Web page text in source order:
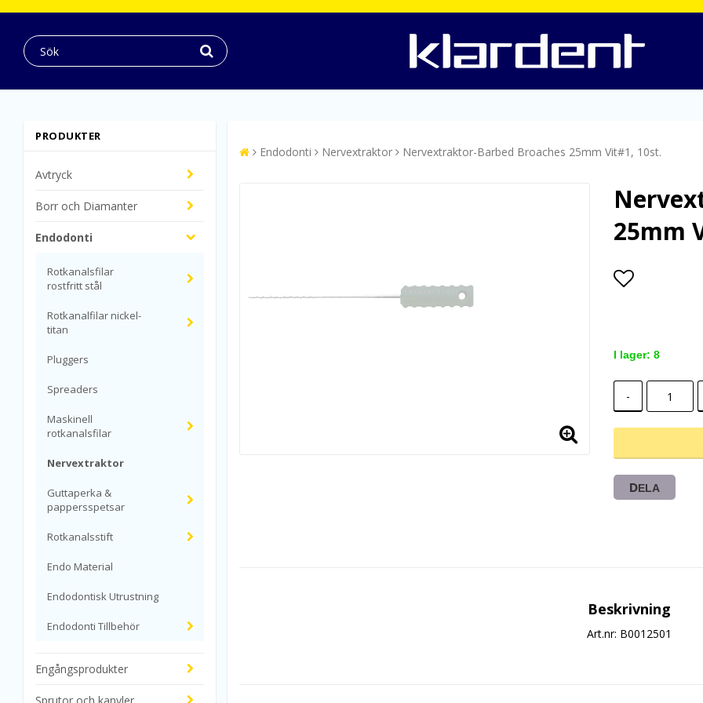
PRODUKTER
Avtryck
Borr och Diamanter
Endodonti
Rotkanalsfilar
rostfritt stål
Rotkanalfilar nickel-
titan
Pluggers
Spreaders
Maskinell
rotkanalsfilar
Nervextraktor
Guttaperka &
pappersspetsar
Rotkanalsstift
Endo Material
Endodontisk Utrustning
Endodonti Tillbehör
Engångsprodukter
Endodonti Nervextraktor Nervextraktor-Barbed Broaches 25mm Vit#1, 10st.
25mm
I lager: 8
-
DELA
Beskrivning
Art.nr: B0012501